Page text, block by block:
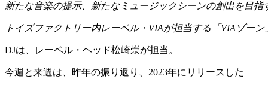
新たな音楽の提示、新たなミュージックシーンの創出を目指
トイズファクトリー内レーベル・VIAが担当する「VIAゾーン
DJは、レーベル・ヘッド松崎崇が担当。
今週と来週は、昨年の振り返り、2023年にリリースした